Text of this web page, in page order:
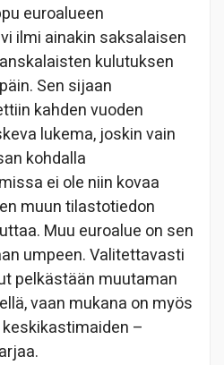
euroalueen
ilmi ainakin saksalaisen
kulutuksen
Sen sijaan
kahden vuoden
lukema, joskin vain
kohdalla
ei ole niin kovaa
muun tilastotiedon
Muu euroalue on sen
umpeen. Valitettavasti
pelkästään muutaman
vaan mukana on myös
–